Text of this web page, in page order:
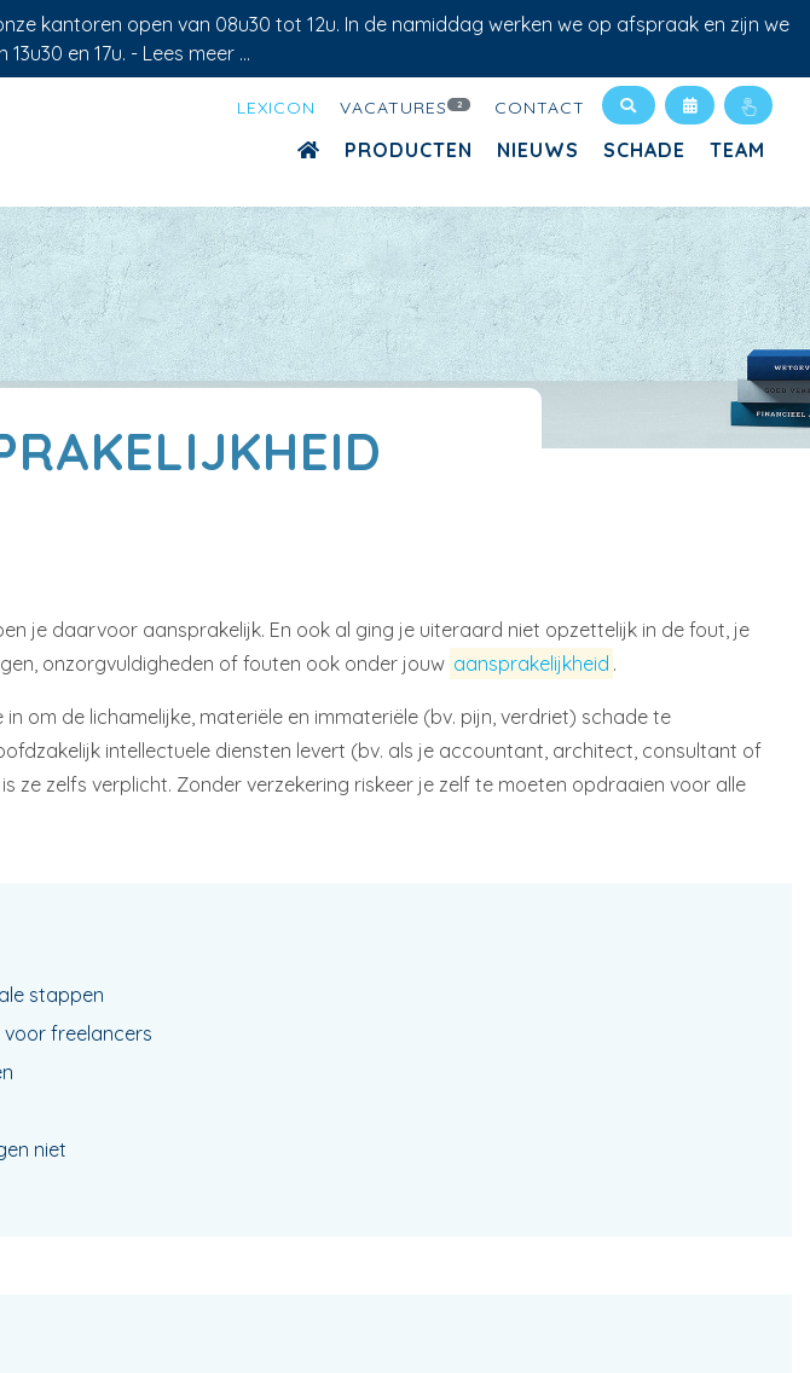
kantoren open van 08u30 tot 12u. In de namiddag werken we op afspraak en zijn we
en 17u. - Lees meer ...
LEXICON VACATURES 2 CONTACT
PRODUCTEN NIEUWS SCHADE TEAM
je daarvoor aansprakelijk. En ook al ging je uiteraard niet opzettelijk in de fout, je
onzorgvuldigheden of fouten ook onder jouw aansprakelijkheid .
om de lichamelijke, materiële en immateriële (bv. pijn, verdriet) schade te
intellectuele diensten levert (bv. als je accountant, architect, consultant of
zelfs verplicht. Zonder verzekering riskeer je zelf te moeten opdraaien voor alle
stappen
voor freelancers
niet